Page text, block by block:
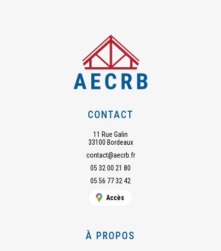
CONTACT
11 Rue Galin
33100 Bordeaux
contact@aecrb.fr
05 32 00 21 80
05 56 77 32 42
Accès
À PROPOS